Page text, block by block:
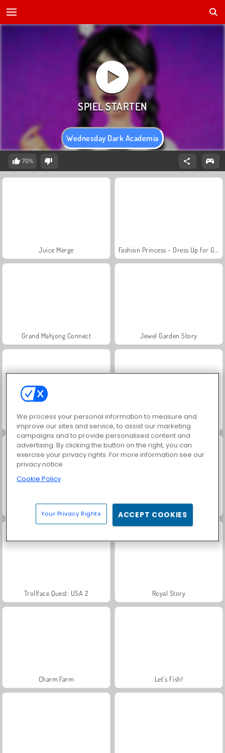
Wednesday Dark Academia
70%
Juice Merge
Grand Mahjong Connect Jewel Garden Story
Scala 40 Masha and the Bear: Meadows
Farm Merge Valley
Trollface Quest: USA 2 Royal Story
Charm Farm Let's Fish!
We process your personal information to measure and
improve our sites and service, to assist our marketing
campaigns and to provide personalised content and
advertising. By clicking the button on the right, you can
exercise your privacy rights. For more information see our
privacy notice
Cookie Policy
Your Privacy Rights ACCEPT COOKIES